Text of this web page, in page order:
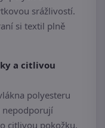
srážlivostí.
si textil plně
a citlivou
polyesteru
nepodporují
citlivou pokožku.